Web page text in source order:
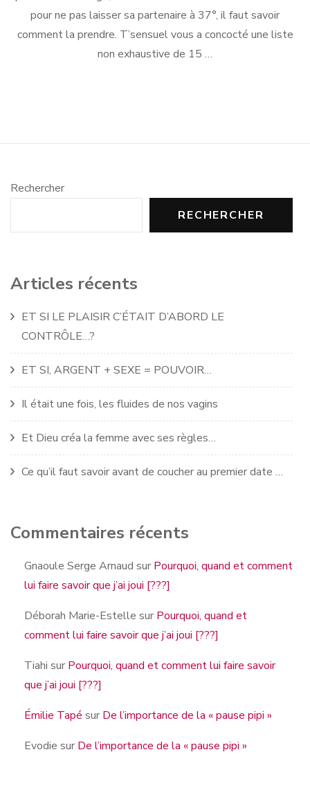
pour ne pas laisser sa partenaire à 37°, il faut savoir
comment la prendre. T’sensuel vous a concocté une liste
non exhaustive de 15 …
Rechercher
RECHERCHER
Articles récents
ET SI LE PLAISIR C’ÉTAIT D’ABORD LE
CONTRÔLE…?
ET SI, ARGENT + SEXE = POUVOIR…
Il était une fois, les fluides de nos vagins
Et Dieu créa la femme avec ses règles…
Ce qu’il faut savoir avant de coucher au premier date …
Commentaires récents
Gnaoule Serge Arnaud sur Pourquoi, quand et comment
lui faire savoir que j’ai joui [???]
Déborah Marie-Estelle sur Pourquoi, quand et
comment lui faire savoir que j’ai joui [???]
Tiahi sur Pourquoi, quand et comment lui faire savoir
que j’ai joui [???]
Émilie Tapé sur De l’importance de la « pause pipi »
Evodie sur De l’importance de la « pause pipi »